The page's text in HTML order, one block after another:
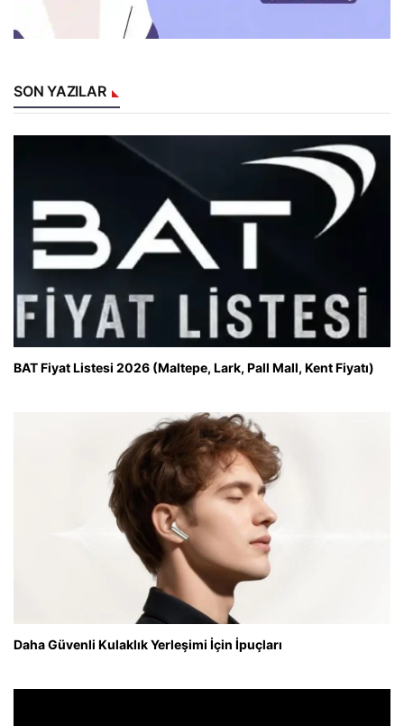
SON YAZILAR
BAT Fiyat Listesi 2026 (Maltepe, Lark, Pall Mall, Kent Fiyatı)
Daha Güvenli Kulaklık Yerleşimi İçin İpuçları